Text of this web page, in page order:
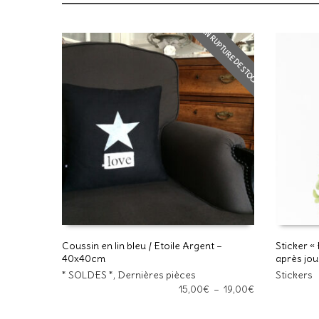
EN RUPTURE DE STOCK
Ce
produit
Coussin en lin bleu / Etoile Argent –
40x40cm
* SOLDES *, Dernières pièces
15,00€ – 19,00€
Ce
produit
Sticker «
après
Stickers